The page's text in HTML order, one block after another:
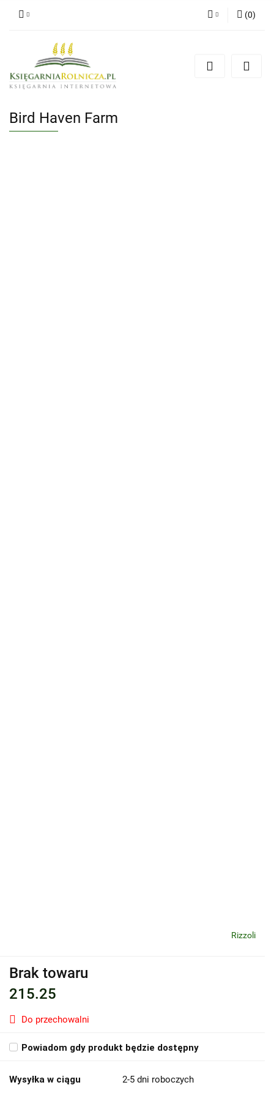
Zarejestruj się
(0)
Bird Haven Farm
Rizzoli
Brak towaru
215.25
Do przechowalni
Powiadom gdy produkt będzie dostępny
Wysyłka w ciągu 2-5 dni roboczych